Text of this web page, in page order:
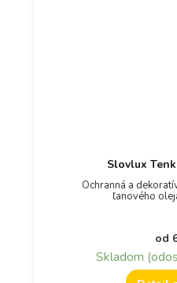
Slovlux
Ochranná a
ľanového
od
Skladom